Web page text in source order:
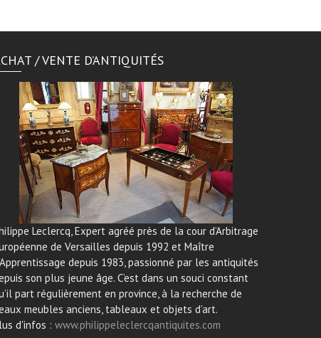
/ VENTE D’ANTIQUITÉS
Leclercq, Expert agréé près de la cour d’Arbitrage
de Versailles depuis 1992 et Maître
depuis 1983, passionné par les antiquités
son plus jeune âge. C’est dans un souci constant
part régulièrement en province, à la recherche de
meubles anciens, tableaux et objets d’art.
d'infos : www.philippeleclercqantiquites.com